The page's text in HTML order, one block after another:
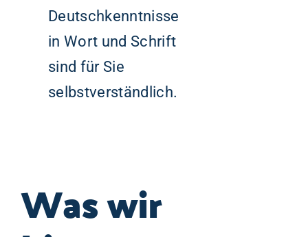
Deutschkenntnisse
in Wort und Schrift
sind für Sie
selbstverständlich.
Was wir